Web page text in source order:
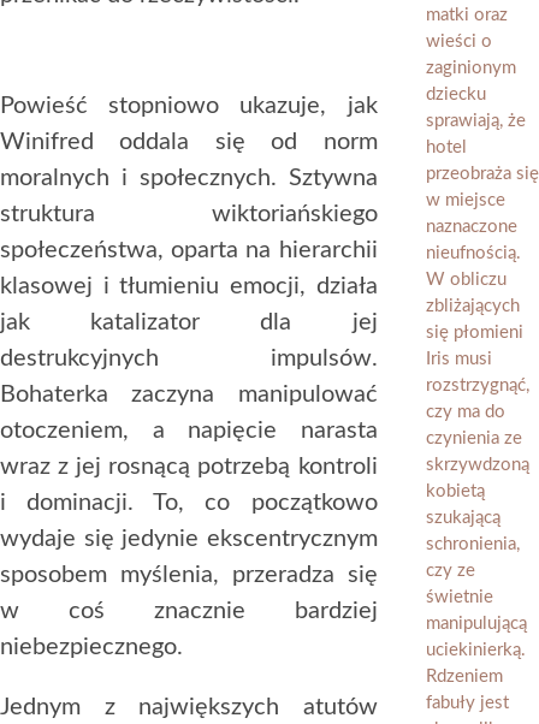
Powieść stopniowo ukazuje, jak
Winifred oddala się od norm
moralnych i społecznych. Sztywna
struktura wiktoriańskiego
społeczeństwa, oparta na hierarchii
klasowej i tłumieniu emocji, działa
jak katalizator dla jej
destrukcyjnych impulsów.
Bohaterka zaczyna manipulować
otoczeniem, a napięcie narasta
wraz z jej rosnącą potrzebą kontroli
i dominacji. To, co początkowo
wydaje się jedynie ekscentrycznym
sposobem myślenia, przeradza się
w coś znacznie bardziej
niebezpiecznego.
Jednym z największych atutów